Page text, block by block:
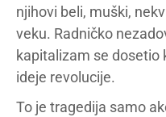
njihovi beli, muški,
veku. Radničko
kapitalizam se dosetio
ideje revolucije.
To je tragedija samo